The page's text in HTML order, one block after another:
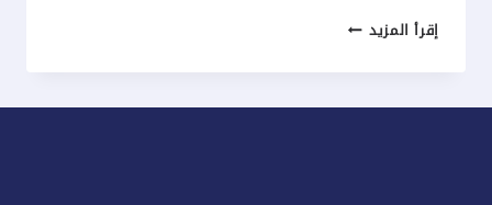
إقرأ المزيدتركيب
الاحساء